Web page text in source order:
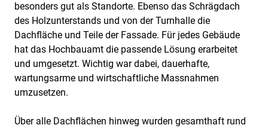
besonders gut als Standorte. Ebenso das Schrägdach
des Holzunterstands und von der Turnhalle die
Dachfläche und Teile der Fassade. Für jedes Gebäude
hat das Hochbauamt die passende Lösung erarbeitet
und umgesetzt. Wichtig war dabei, dauerhafte,
wartungsarme und wirtschaftliche Massnahmen
umzusetzen.
Über alle Dachflächen hinweg wurden gesamthaft rund